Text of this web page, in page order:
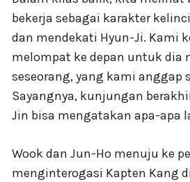
bekerja sebagai karakter
dan mendekati Hyun-Ji. Kami
melompat ke depan untuk dia
seseorang, yang kami anggap
Sayangnya, kunjungan
Jin bisa mengatakan apa-apa
Wook dan Jun-Ho menuju ke
menginterogasi Kapten Kang